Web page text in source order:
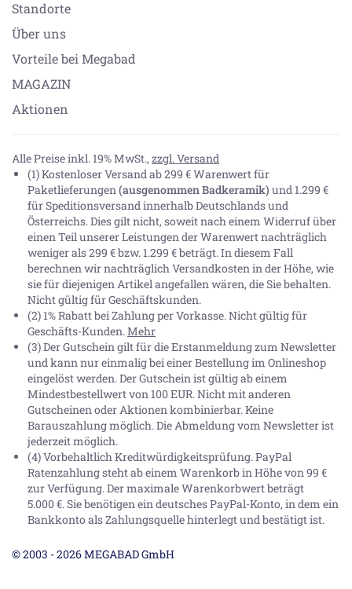
Standorte
Über uns
Vorteile bei Megabad
MAGAZIN
Aktionen
Alle Preise inkl. 19% MwSt., zzgl. Versand
(1) Kostenloser Versand ab 299 € Warenwert für
Paketlieferungen(ausgenommen Badkeramik) und 1.299 €
für Speditionsversand innerhalb Deutschlands und
Österreichs. Dies gilt nicht, soweit nach einem Widerruf über
einen Teil unserer Leistungen der Warenwert nachträglich
weniger als 299 € bzw. 1.299 € beträgt. In diesem Fall
berechnen wir nachträglich Versandkosten in der Höhe, wie
sie für diejenigen Artikel angefallen wären, die Sie behalten.
Nicht gültig für Geschäftskunden.
(2) 1% Rabatt bei Zahlung per Vorkasse. Nicht gültig für
Geschäfts-Kunden.Mehr
(3) Der Gutschein gilt für die Erstanmeldung zum Newsletter
und kann nur einmalig bei einer Bestellung im Onlineshop
eingelöst werden. Der Gutschein ist gültig ab einem
Mindestbestellwert von 100 EUR. Nicht mit anderen
Gutscheinen oder Aktionen kombinierbar. Keine
Barauszahlung möglich. Die Abmeldung vom Newsletter ist
jederzeit möglich.
(4) Vorbehaltlich Kreditwürdigkeitsprüfung. PayPal
Ratenzahlung steht ab einem Warenkorb in Höhe von99 €
zur Verfügung. Der maximale Warenkorbwert beträgt
5.000 €. Sie benötigen ein deutsches PayPal-Konto, in dem ein
Bankkonto als Zahlungsquelle hinterlegt und bestätigt ist.
© 2003 - 2026 MEGABAD GmbH